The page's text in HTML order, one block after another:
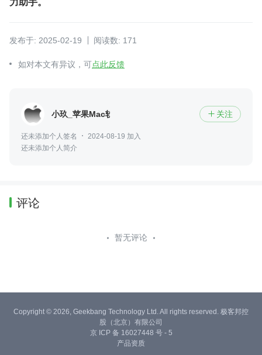
发布于: 2025-02-19 阅读数: 171
如对本文有异议，可点此反馈
小玖_苹果Mac软件  关注
还未添加个人签名
2024-08-19 加入
还未添加个人简介
评论
暂无评论
Copyright © 2026, Geekbang Technology Ltd. All rights reserved. 极客邦控
股（北京）有限公司
京 ICP 备 16027448 号 - 5
产品资质